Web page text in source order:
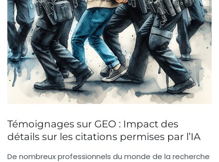
Témoignages sur GEO : Impact des
détails sur les citations permises par l’IA
De nombreux professionnels du monde de la recherche